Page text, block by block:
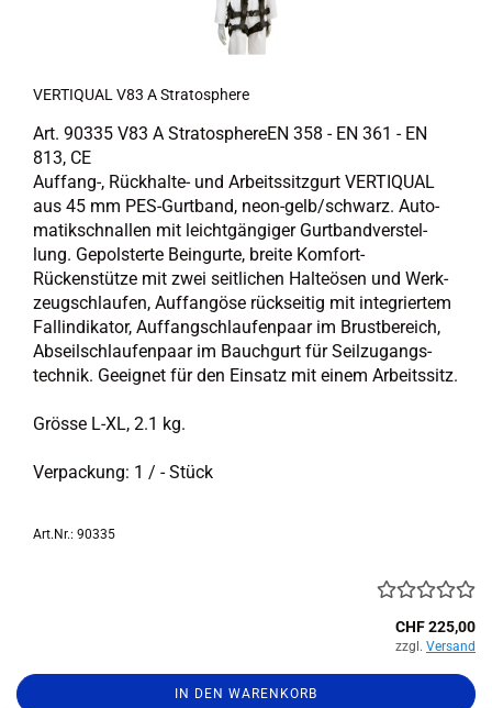
VER­TI­QUAL V83 A Stra­to­sphe­re
Art. 90335 V83 A Stra­to­sphe­reEN 358 - EN 361 - EN
813, CE
Auffang-​, Rückhalte-​ und Ar­beits­sitz­gurt VER­TI­QUAL
aus 45 mm PES-​Gurtband, neon-​gelb/schwarz. Au­to­
ma­tik­schnal­len mit leicht­gän­gi­ger Gurt­band­ver­stel­
lung. Ge­pols­ter­te Bein­gur­te, brei­te Komfort-​
Rückenstütze mit zwei seit­li­chen Hal­te­ösen und Werk­
zeug­schlau­fen, Auf­fan­göse rück­sei­tig mit in­te­grier­tem
Fall­in­di­ka­tor, Auf­fang­schlau­fen­paar im Brust­be­reich,
Ab­seil­schlau­fen­paar im Bauch­gurt für Seil­zu­gangs­
tech­nik. Ge­eig­net für den Ein­satz mit einem Ar­beits­sitz.
Grös­se L-XL, 2.1 kg.
Ver­pa­ckung: 1 / - Stück
Art.Nr.: 90335
CHF 225,00
zzgl. Versand
IN DEN WARENKORB